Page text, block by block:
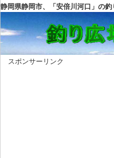
静岡県静岡市、「安倍川河口」の釣
スポンサーリンク